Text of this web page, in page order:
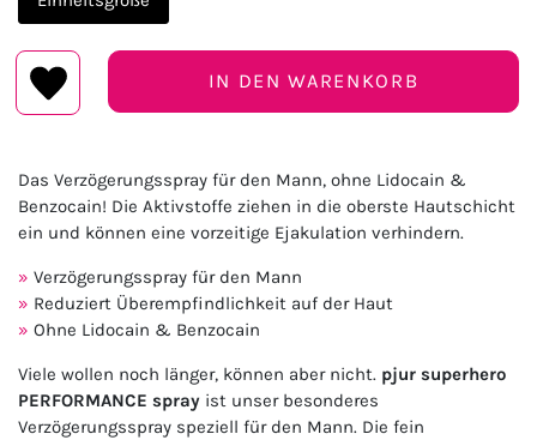
IN DEN WARENKORB
Das Verzögerungsspray für den Mann, ohne Lidocain &
Benzocain! Die Aktivstoffe ziehen in die oberste Hautschicht
ein und können eine vorzeitige Ejakulation verhindern.
Verzögerungsspray für den Mann
Reduziert Überempfindlichkeit auf der Haut
Ohne Lidocain & Benzocain
Viele wollen noch länger, können aber nicht. pjur superhero
PERFORMANCE spray ist unser besonderes
Verzögerungsspray speziell für den Mann. Die fein